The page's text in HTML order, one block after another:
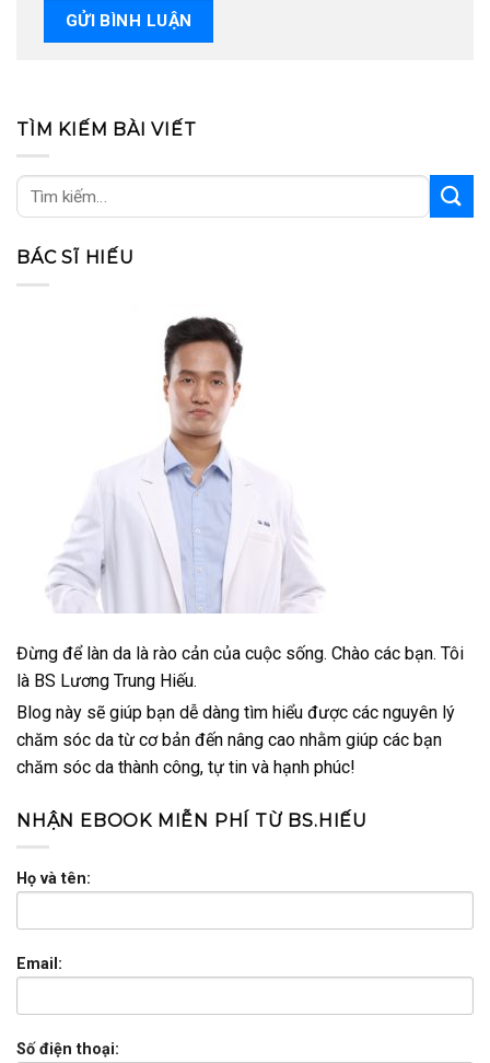
TÌM KIẾM BÀI VIẾT
BÁC SĨ HIẾU
Đừng để làn da là rào cản của cuộc sống. Chào các bạn. Tôi
là BS Lương Trung Hiếu.
Blog này sẽ giúp bạn dễ dàng tìm hiểu được các nguyên lý
chăm sóc da từ cơ bản đến nâng cao nhằm giúp các bạn
chăm sóc da thành công, tự tin và hạnh phúc!
NHẬN EBOOK MIỄN PHÍ TỪ BS.HIẾU
Họ và tên:
Email:
Số điện thoại: